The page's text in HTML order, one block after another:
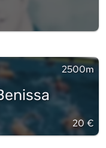
2500m
20 €